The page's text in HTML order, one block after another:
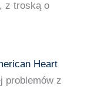
z troską o
Heart
problemów z